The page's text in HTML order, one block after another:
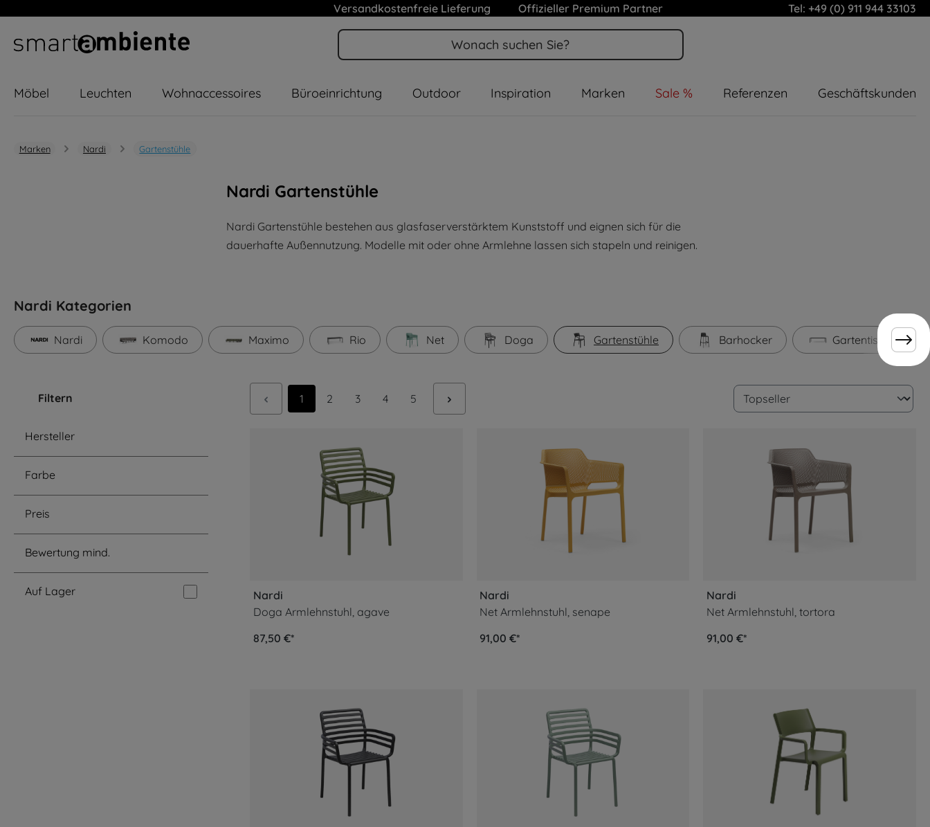
Hauptinhalt springen
Zur Suche springen
Zur Hauptnavigation springen
Versandkostenfreie Lieferung Offizieller Premium Partner Tel: +49 (0) 911 944 33103
Möbel Leuchten Wohnaccessoires Büroeinrichtung Outdoor Inspiration Marken Sale % Referenzen Geschäftskunden
Marken Nardi Gartenstühle
Nardi Gartenstühle
Nardi Gartenstühle bestehen aus glasfaserverstärktem Kunststoff und eignen sich für die
dauerhafte Außennutzung. Modelle mit oder ohne Armlehne lassen sich stapeln und reinigen.
Nardi Kategorien
Nardi Komodo Maximo Rio Net Doga Gartenstühle Barhocker Gartentische
Filtern
Hersteller
Farbe
Preis
Bewertung mind.
Auf Lager
Seite
1 Seite
2 Seite
3 Seite
4 Seite
5
Nardi
Doga Armlehnstuhl, agave
87,50 €*
Nardi
Net Armlehnstuhl, senape
91,00 €*
Nardi
Net Armlehnstuhl, tortora
91,00 €*